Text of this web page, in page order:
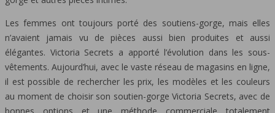
Les femmes ont toujours porté des soutiens-gorge, mais elles
n’avaient jamais vu de pièces aussi bien produites et aussi
élégantes. Victoria Secrets a apporté l’évolution dans les sous-
vêtements. Aujourd’hui, avec le vaste réseau de magasins en ligne,
il est possible de rechercher les prix, les modèles et les couleurs
au moment de choisir son soutien-gorge Victoria Secrets, avec de